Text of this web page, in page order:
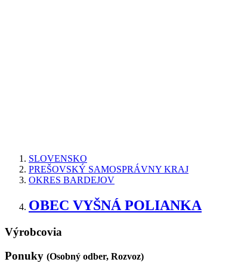
SLOVENSKO
PREŠOVSKÝ SAMOSPRÁVNY KRAJ
OKRES BARDEJOV
OBEC VYŠNÁ POLIANKA
Výrobcovia
Ponuky (Osobný odber, Rozvoz)